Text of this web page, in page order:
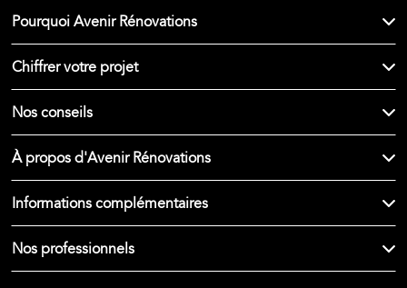
Pourquoi Avenir Rénovations
Chiffrer votre projet
Nos conseils
À propos d'Avenir Rénovations
Informations complémentaires
Nos professionnels